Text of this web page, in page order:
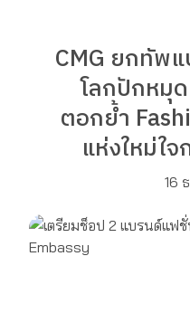
CMG ยกทัพ
โลกปักหมุ
ตอกย้ำ
แห่งใหม่ใ
16